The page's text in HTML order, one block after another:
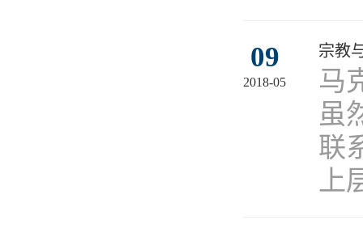
09
2018-05
宗教
马
虽
联